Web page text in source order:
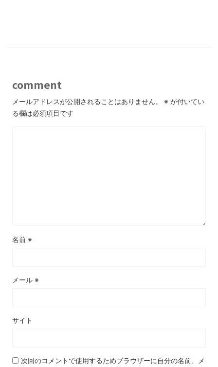
comment
メールアドレスが公開されることはありません。 ※ が付いてい
る欄は必須項目です
名前 ※
メール ※
サイト
次回のコメントで使用するためブラウザーに自分の名前、メ